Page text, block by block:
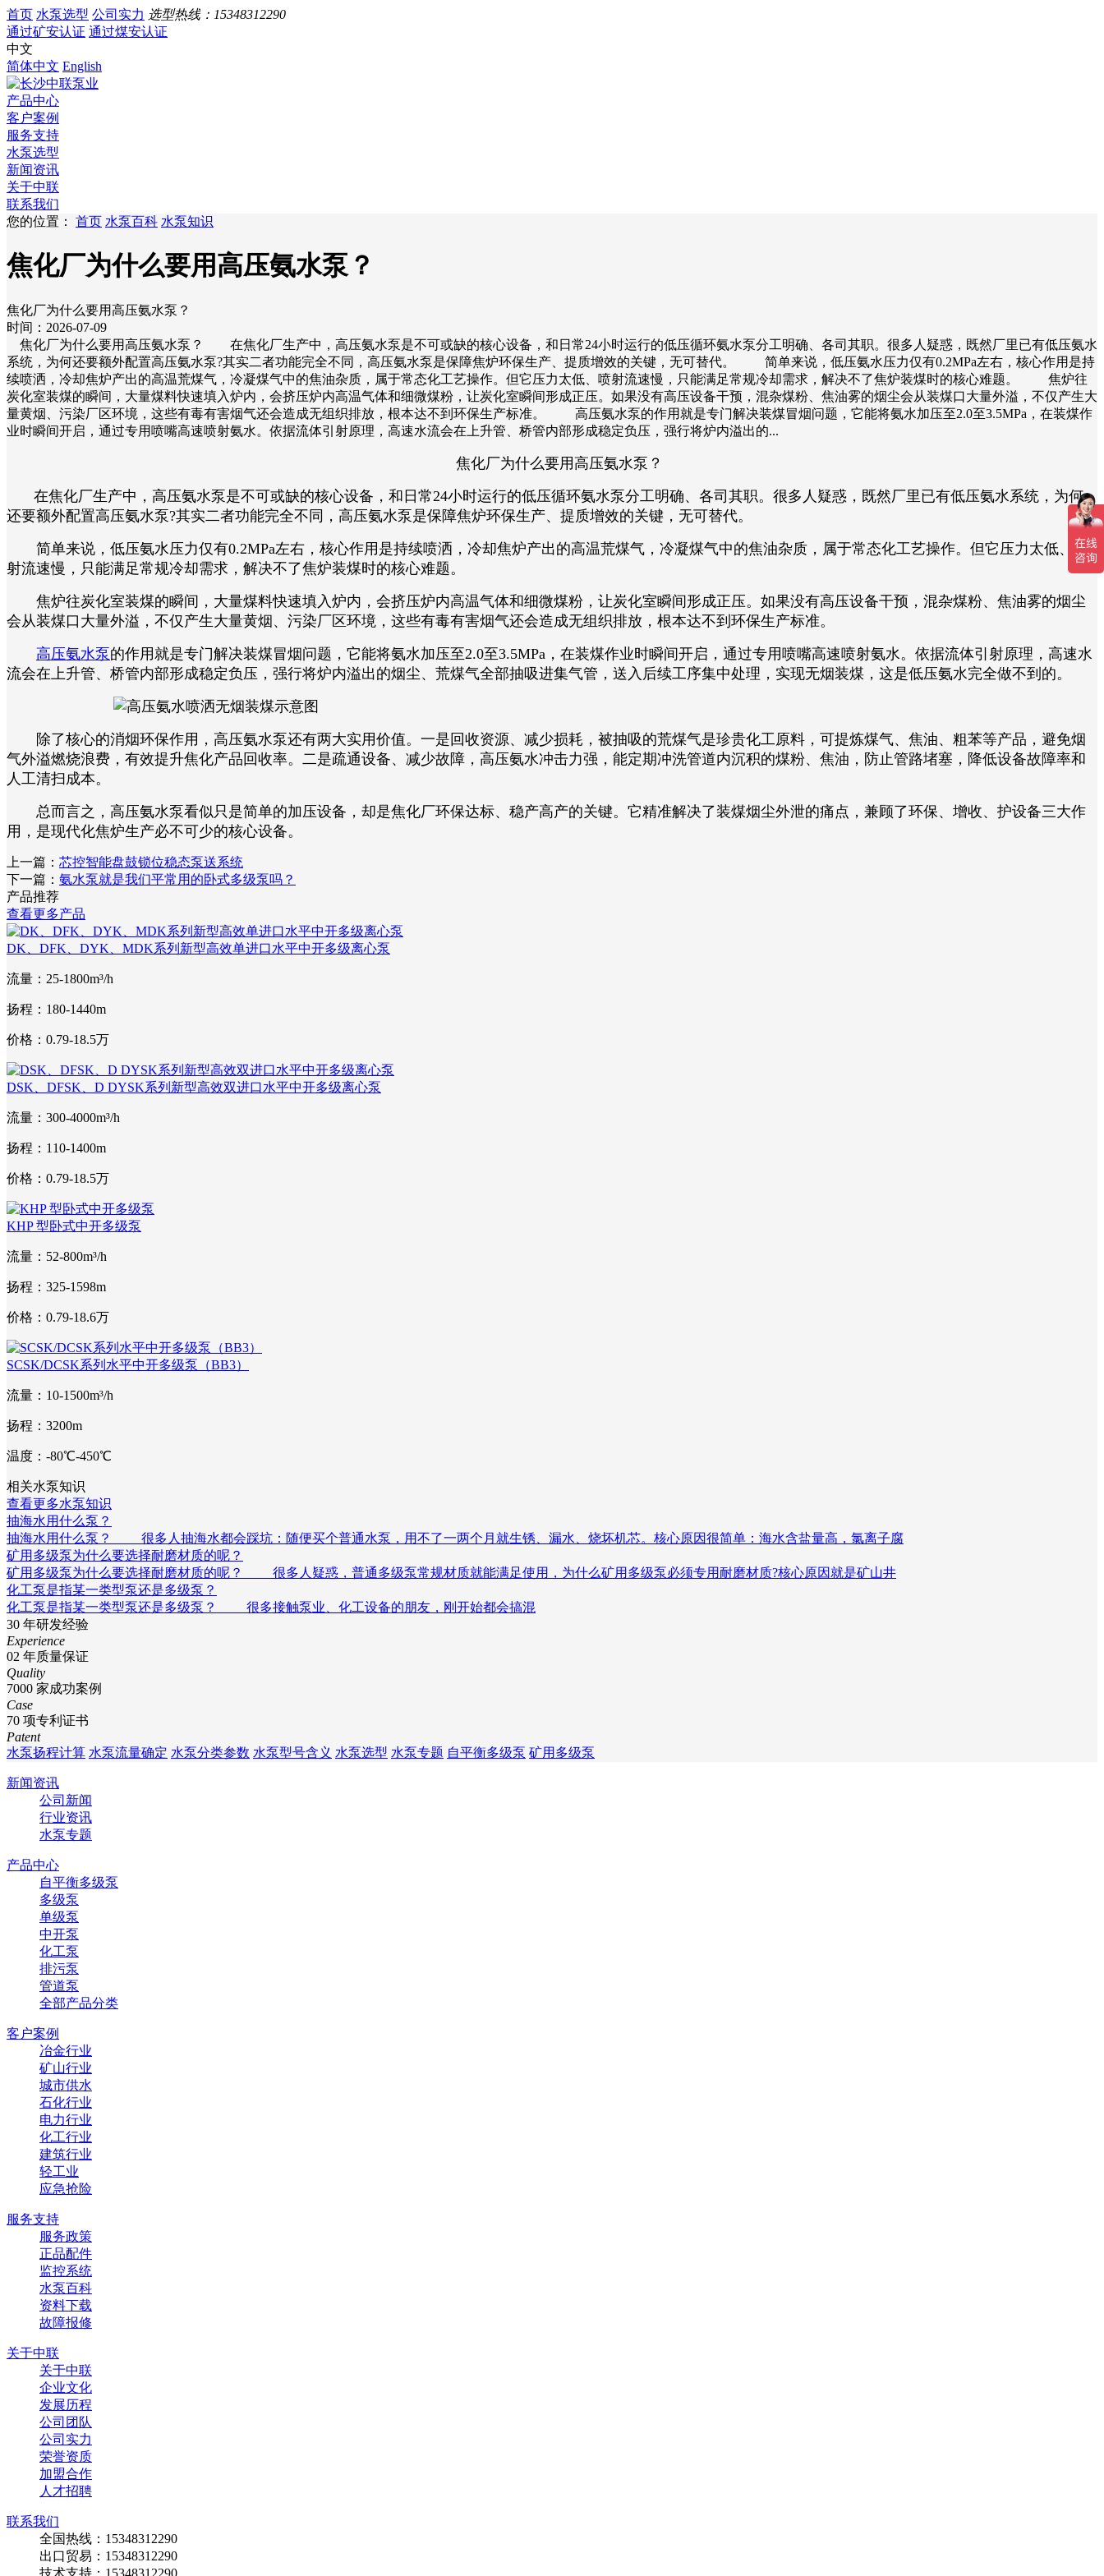
首页 水泵选型 公司实力 选型热线： 15348312290
通过矿安认证 通过煤安认证
中文
简体中文 English
产品中心
客户案例
服务支持
水泵选型
新闻资讯
关于中联
联系我们
您的位置： 首页 水泵百科 水泵知识
焦化厂为什么要用高压氨水泵？
焦化厂为什么要用高压氨水泵？
时间：2026-07-09
焦化厂为什么要用高压氨水泵？ 在焦化厂生产中，高压氨水泵是不可或缺的核心设备，和日常24小时运行的低压循环氨水泵分工明确、各司其职。很多人疑惑，既然厂里已有低压氨水
系统，为何还要额外配置高压氨水泵?其实二者功能完全不同，高压氨水泵是保障焦炉环保生产、提质增效的关键，无可替代。 简单来说，低压氨水压力仅有0.2MPa左右，核心作用是持
续喷洒，冷却焦炉产出的高温荒煤气，冷凝煤气中的焦油杂质，属于常态化工艺操作。但它压力太低、喷射流速慢，只能满足常规冷却需求，解决不了焦炉装煤时的核心难题。 焦炉往
炭化室装煤的瞬间，大量煤料快速填入炉内，会挤压炉内高温气体和细微煤粉，让炭化室瞬间形成正压。如果没有高压设备干预，混杂煤粉、焦油雾的烟尘会从装煤口大量外溢，不仅产生大
量黄烟、污染厂区环境，这些有毒有害烟气还会造成无组织排放，根本达不到环保生产标准。 高压氨水泵的作用就是专门解决装煤冒烟问题，它能将氨水加压至2.0至3.5MPa，在装煤作
业时瞬间开启，通过专用喷嘴高速喷射氨水。依据流体引射原理，高速水流会在上升管、桥管内部形成稳定负压，强行将炉内溢出的...
焦化厂为什么要用高压氨水泵？
在焦化厂生产中，高压氨水泵是不可或缺的核心设备，和日常24小时运行的低压循环氨水泵分工明确、各司其职。很多人疑惑，既然厂里已有低压氨水系统，为何
还要额外配置高压氨水泵?其实二者功能完全不同，高压氨水泵是保障焦炉环保生产、提质增效的关键，无可替代。
简单来说，低压氨水压力仅有0.2MPa左右，核心作用是持续喷洒，冷却焦炉产出的高温荒煤气，冷凝煤气中的焦油杂质，属于常态化工艺操作。但它压力太低、喷
射流速慢，只能满足常规冷却需求，解决不了焦炉装煤时的核心难题。
焦炉往炭化室装煤的瞬间，大量煤料快速填入炉内，会挤压炉内高温气体和细微煤粉，让炭化室瞬间形成正压。如果没有高压设备干预，混杂煤粉、焦油雾的烟尘
会从装煤口大量外溢，不仅产生大量黄烟、污染厂区环境，这些有毒有害烟气还会造成无组织排放，根本达不到环保生产标准。
高压氨水泵的作用就是专门解决装煤冒烟问题，它能将氨水加压至2.0至3.5MPa，在装煤作业时瞬间开启，通过专用喷嘴高速喷射氨水。依据流体引射原理，高速水
流会在上升管、桥管内部形成稳定负压，强行将炉内溢出的烟尘、荒煤气全部抽吸进集气管，送入后续工序集中处理，实现无烟装煤，这是低压氨水完全做不到的。
除了核心的消烟环保作用，高压氨水泵还有两大实用价值。一是回收资源、减少损耗，被抽吸的荒煤气是珍贵化工原料，可提炼煤气、焦油、粗苯等产品，避免烟
气外溢燃烧浪费，有效提升焦化产品回收率。二是疏通设备、减少故障，高压氨水冲击力强，能定期冲洗管道内沉积的煤粉、焦油，防止管路堵塞，降低设备故障率和
人工清扫成本。
总而言之，高压氨水泵看似只是简单的加压设备，却是焦化厂环保达标、稳产高产的关键。它精准解决了装煤烟尘外泄的痛点，兼顾了环保、增收、护设备三大作
用，是现代化焦炉生产必不可少的核心设备。
上一篇： 芯控智能盘鼓锁位稳态泵送系统
下一篇： 氨水泵就是我们平常用的卧式多级泵吗？
产品推荐
查看更多产品
DK、DFK、DYK、MDK系列新型高效单进口水平中开多级离心泵
流量：25-1800m³/h
扬程：180-1440m
价格：0.79-18.5万
DSK、DFSK、D DYSK系列新型高效双进口水平中开多级离心泵
流量：300-4000m³/h
扬程：110-1400m
价格：0.79-18.5万
KHP 型卧式中开多级泵
流量：52-800m³/h
扬程：325-1598m
价格：0.79-18.6万
SCSK/DCSK系列水平中开多级泵（BB3）
流量：10-1500m³/h
扬程：3200m
温度：-80℃-450℃
相关水泵知识
查看更多水泵知识
抽海水用什么泵？
抽海水用什么泵？ 很多人抽海水都会踩坑：随便买个普通水泵，用不了一两个月就生锈、漏水、烧坏机芯。核心原因很简单：海水含盐量高，氯离子腐
矿用多级泵为什么要选择耐磨材质的呢？
矿用多级泵为什么要选择耐磨材质的呢？ 很多人疑惑，普通多级泵常规材质就能满足使用，为什么矿用多级泵必须专用耐磨材质?核心原因就是矿山井
化工泵是指某一类型泵还是多级泵？
化工泵是指某一类型泵还是多级泵？ 很多接触泵业、化工设备的朋友，刚开始都会搞混
30 年研发经验
Experience
02 年质量保证
Quality
7000 家成功案例
Case
70 项专利证书
Patent
水泵扬程计算 水泵流量确定 水泵分类参数 水泵型号含义 水泵选型 水泵专题 自平衡多级泵 矿用多级泵
新闻资讯
公司新闻
行业资讯
水泵专题
产品中心
自平衡多级泵
多级泵
单级泵
中开泵
化工泵
排污泵
管道泵
全部产品分类
客户案例
冶金行业
矿山行业
城市供水
石化行业
电力行业
化工行业
建筑行业
轻工业
应急抢险
服务支持
服务政策
正品配件
监控系统
水泵百科
资料下载
故障报修
关于中联
关于中联
企业文化
发展历程
公司团队
公司实力
荣誉资质
加盟合作
人才招聘
联系我们
全国热线：15348312290
出口贸易：15348312290
技术支持：15348312290